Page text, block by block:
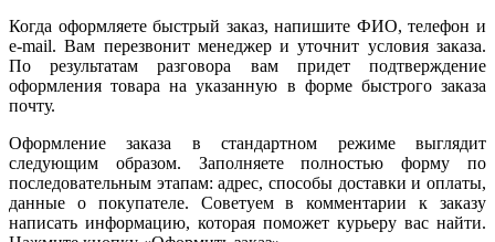
Когда оформляете быстрый заказ, напишите ФИО, телефон и
e-mail. Вам перезвонит менеджер и уточнит условия заказа.
По результатам разговора вам придет подтверждение
оформления товара на указанную в форме быстрого заказа
почту.
Оформление заказа в стандартном режиме выглядит
следующим образом. Заполняете полностью форму по
последовательным этапам: адрес, способы доставки и оплаты,
данные о покупателе. Советуем в комментарии к заказу
написать информацию, которая поможет курьеру вас найти.